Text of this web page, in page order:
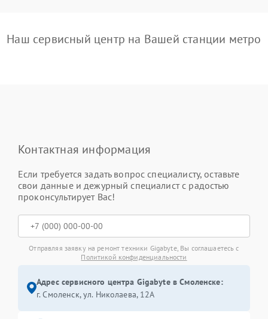
Наш сервисный центр на Вашей станции метро
Контактная информация
Если требуется задать вопрос специалисту, оставьте
свои данные и дежурный специалист с радостью
проконсультирует Вас!
Отправляя заявку на ремонт техники Gigabyte, Вы соглашаетесь с
Политикой конфиденциальности
Адрес сервисного центра Gigabyte в Смоленске:
г. Смоленск, ул. Николаева, 12А